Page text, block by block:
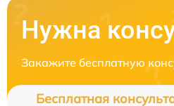
Нужна
Закажите бесплатную
Бесплатная